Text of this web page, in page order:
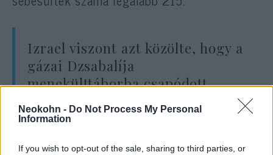
Neokohn - Do Not Process My Personal
Information
If you wish to opt-out of the sale, sharing to third parties, or
Izrael viszont azt közölte, hogy a
gázai Dzsabalíja
menekülttáborba csapódott
rakéta – amely öt gyereket ölt
meg – a terroristák eltévedt